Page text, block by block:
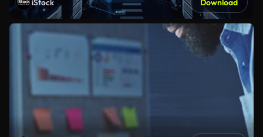
iStock Download